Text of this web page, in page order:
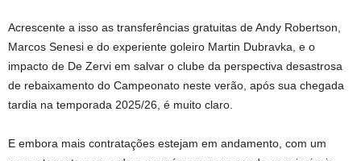
Acrescente a isso as transferências gratuitas de Andy Robertson,
Marcos Senesi e do experiente goleiro Martin Dubravka, e o
impacto de De Zervi em salvar o clube da perspectiva desastrosa
de rebaixamento do Campeonato neste verão, após sua chegada
tardia na temporada 2025/26, é muito claro.
E embora mais contratações estejam em andamento, com um